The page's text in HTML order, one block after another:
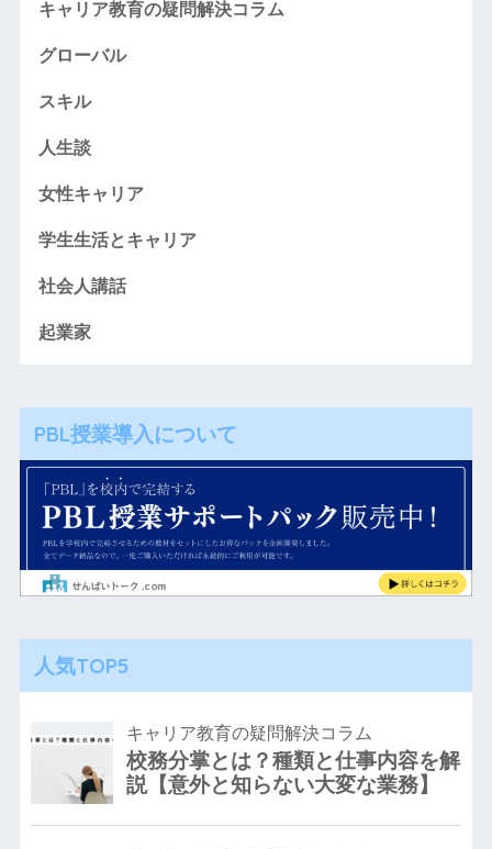
キャリア教育の疑問解決コラム
グローバル
スキル
人生談
女性キャリア
学生生活とキャリア
社会人講話
起業家
PBL授業導入について
人気TOP5